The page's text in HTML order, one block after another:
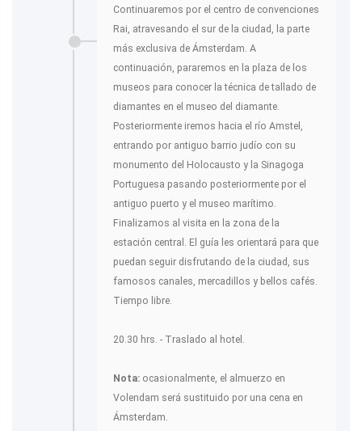
Continuaremos por el centro de convenciones
Rai, atravesando el sur de la ciudad, la parte
más exclusiva de Ámsterdam. A
continuación, pararemos en la plaza de los
museos para conocer la técnica de tallado de
diamantes en el museo del diamante.
Posteriormente iremos hacia el río Amstel,
entrando por antiguo barrio judío con su
monumento del Holocausto y la Sinagoga
Portuguesa pasando posteriormente por el
antiguo puerto y el museo marítimo.
Finalizamos al visita en la zona de la
estación central. El guía les orientará para que
puedan seguir disfrutando de la ciudad, sus
famosos canales, mercadillos y bellos cafés.
Tiempo libre.
20.30 hrs. - Traslado al hotel.
Nota: ocasionalmente, el almuerzo en
Volendam será sustituido por una cena en
Ámsterdam.